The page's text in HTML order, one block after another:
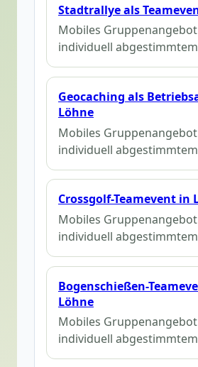
Stadtrallye als
Mobiles
individuell
Geocaching als
Löhne
Mobiles
individuell
Crossgolf-Teamevent in
Mobiles
individuell
Bogenschießen-
Löhne
Mobiles
individuell